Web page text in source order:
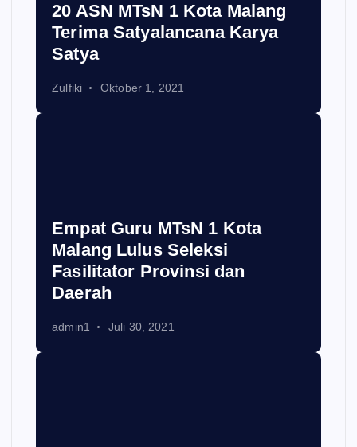
20 ASN MTsN 1 Kota Malang
Terima Satyalancana Karya
Satya
Zulfiki Oktober 1, 2021
Empat Guru MTsN 1 Kota
Malang Lulus Seleksi
Fasilitator Provinsi dan
Daerah
admin1 Juli 30, 2021